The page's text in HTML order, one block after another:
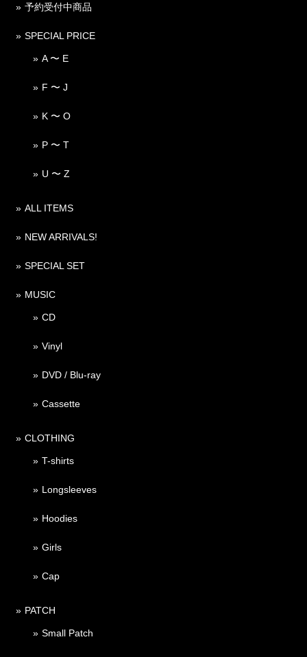
予約受付中商品
SPECIAL PRICE
A 〜 E
F 〜 J
K 〜 O
P 〜 T
U 〜 Z
ALL ITEMS
NEW ARRIVALS!
SPECIAL SET
MUSIC
CD
Vinyl
DVD / Blu-ray
Cassette
CLOTHING
T-shirts
Longsleeves
Hoodies
Girls
Cap
PATCH
Small Patch